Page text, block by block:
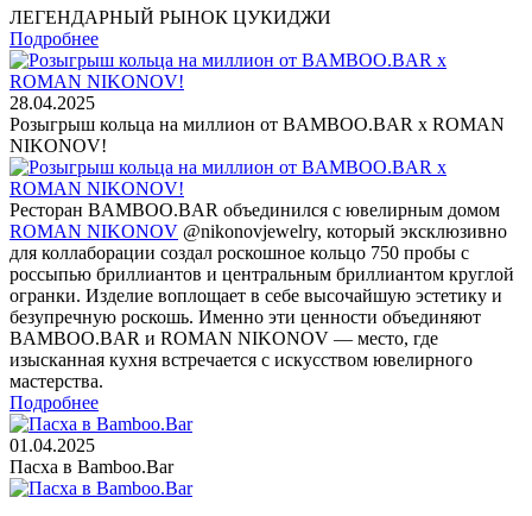
ЛЕГЕНДАРНЫЙ РЫНОК ЦУКИДЖИ
Подробнее
28.04.2025
Розыгрыш кольца на миллион от BAMBOO.BAR x ROMAN
NIKONOV!
Ресторан BAMBOO.BAR объединился с ювелирным домом
ROMAN NIKONOV @nikonovjewelry, который эксклюзивно
для коллаборации создал роскошное кольцо 750 пробы с
россыпью бриллиантов и центральным бриллиантом круглой
огранки. Изделие воплощает в себе высочайшую эстетику и
безупречную роскошь. Именно эти ценности объединяют
BAMBOO.BAR и ROMAN NIKONOV — место, где
изысканная кухня встречается с искусством ювелирного
мастерства.
Подробнее
01.04.2025
Пасха в Bamboo.Bar